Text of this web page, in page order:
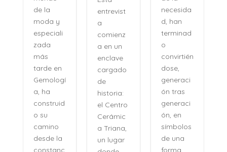
de la
moda y
especiali
zada
más
tarde en
Gemologí
a, ha
construid
o su
camino
desde la
constanc
entrevist
a
comienz
a en un
enclave
cargado
de
historia:
el Centro
Cerámic
a Triana,
un lugar
necesida
d, han
terminad
o
convirtién
dose,
generaci
ón tras
generaci
ón, en
símbolos
de una
forma